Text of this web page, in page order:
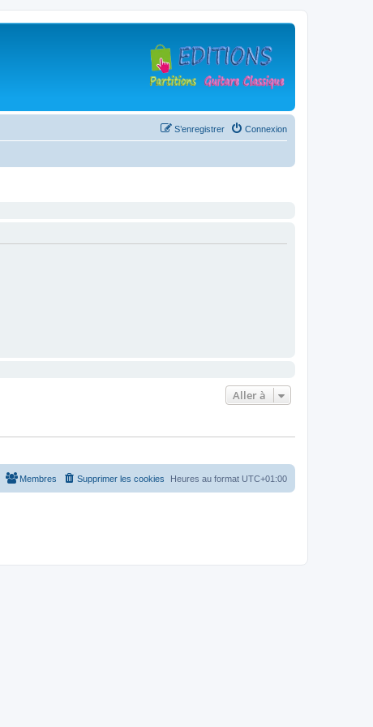
Connexion
S’enregistrer
Aller à
Heures au format UTC+01:00
Supprimer les cookies
Membres